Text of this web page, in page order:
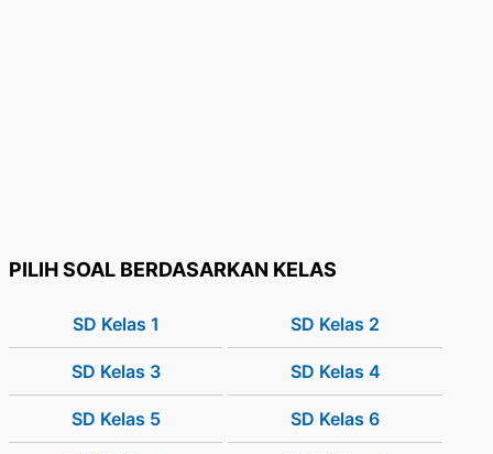
PILIH SOAL BERDASARKAN KELAS
SD Kelas 1 SD Kelas 2
SD Kelas 3 SD Kelas 4
SD Kelas 5 SD Kelas 6